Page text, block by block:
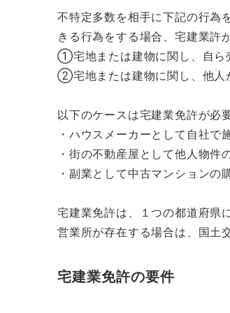
不特定多数を相手に下記の行為
きる行為をする場合、宅建業許
①宅地または建物に関し、自ら
②宅地または建物に関し、他人
以下のケースは宅建業免許が必
・ハウスメーカーとして自社で
・街の不動産屋として他人物件
・副業として中古マンションの
宅建業免許は、１つの都道府県
営業所が存在する場合は、国土
宅建業免許の要件